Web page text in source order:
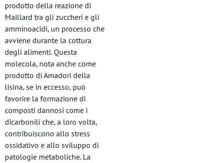
prodotto della reazione di
Maillard tra gli zuccheri e gli
amminoacidi, un processo che
avviene durante la cottura
degli alimenti. Questa
molecola, nota anche come
prodotto di Amadori della
lisina, se in eccesso, può
favorire la formazione di
composti dannosi come i
dicarbonili che, a loro volta,
contribuiscono allo stress
ossidativo e allo sviluppo di
patologie metaboliche. La